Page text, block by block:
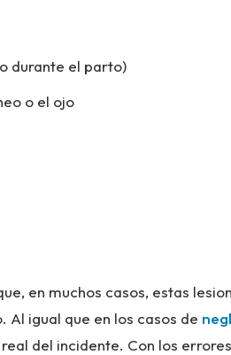
durante el parto)
o el ojo
en muchos casos, estas
igual que en los casos de
del incidente. Con los